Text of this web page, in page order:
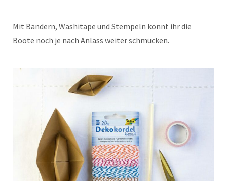
Mit Bändern, Washitape und Stempeln könnt ihr die
Boote noch je nach Anlass weiter schmücken.